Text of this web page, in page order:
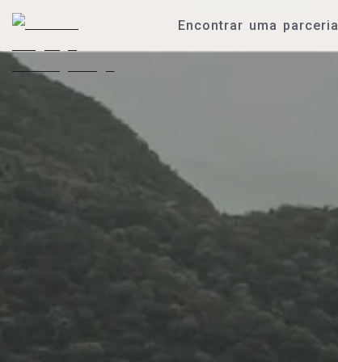
Encontrar uma parceria